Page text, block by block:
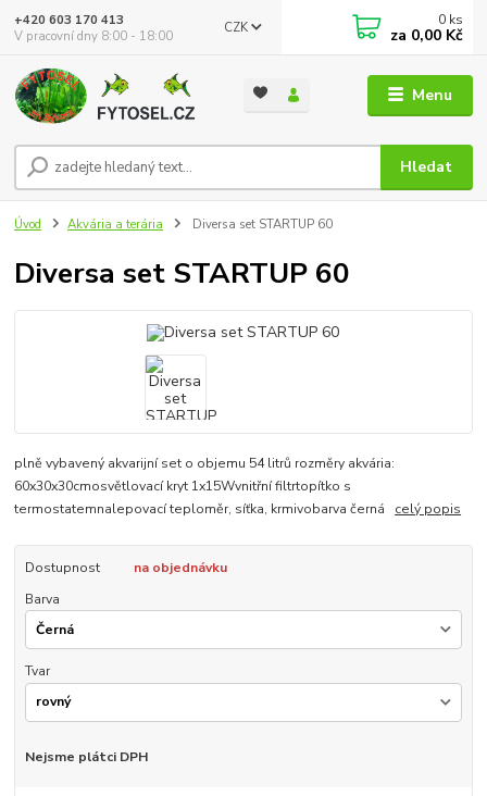
Menu
CZK
Hledat
+420 603 170 413
V pracovní dny 8:00 - 18:00
0 ks
za 0,00 Kč
Úvod Akvária a terária Diversa set STARTUP 60
Diversa set STARTUP 60
plně vybavený akvarijní set o objemu 54 litrů rozměry akvária:
60x30x30cmosvětlovací kryt 1x15Wvnitřní filtrtopítko s
termostatemnalepovací teploměr, síťka, krmivobarva černá celý popis
Dostupnost
na objednávku
Barva
Tvar
Nejsme plátci DPH